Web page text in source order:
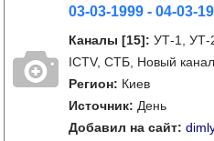
03-03-1999 - 04-03-
Каналы [15]: УТ-1, УТ-
ICTV, СТБ, Новый
Регион: Киев
Источник: День
Добавил на сайт: